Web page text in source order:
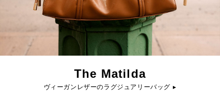
The Matilda
ヴィーガンレザーのラグジュアリーバッグ ▸